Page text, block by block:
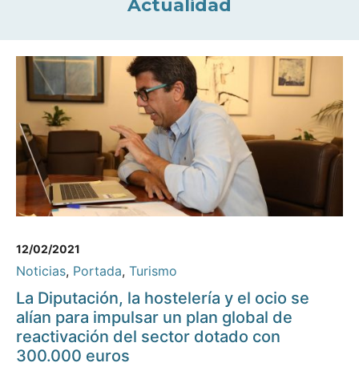
Actualidad
12/02/2021
Noticias, Portada, Turismo
La Diputación, la hostelería y el ocio se
alían para impulsar un plan global de
reactivación del sector dotado con
300.000 euros